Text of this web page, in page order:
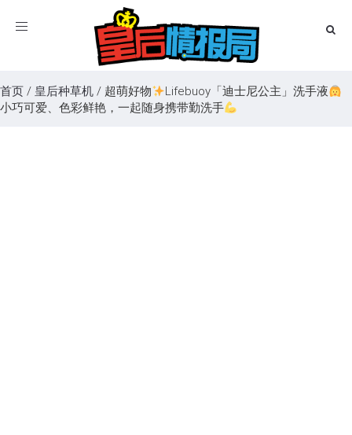
Toggle
首页 / 皇后种草机 / 超萌好物
Lifebuoy「迪士尼公主」洗手液
小巧可爱、色彩鲜艳，一起随身携带勤洗手